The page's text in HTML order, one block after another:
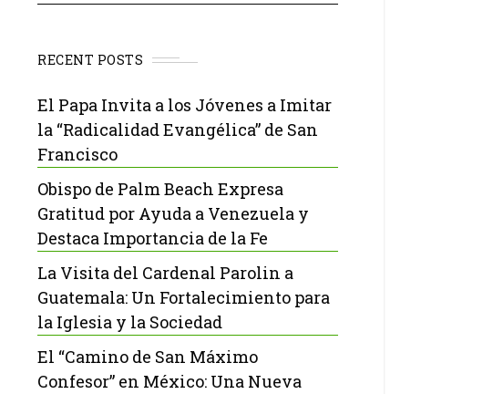
RECENT POSTS
El Papa Invita a los Jóvenes a Imitar
la “Radicalidad Evangélica” de San
Francisco
Obispo de Palm Beach Expresa
Gratitud por Ayuda a Venezuela y
Destaca Importancia de la Fe
La Visita del Cardenal Parolin a
Guatemala: Un Fortalecimiento para
la Iglesia y la Sociedad
El “Camino de San Máximo
Confesor” en México: Una Nueva